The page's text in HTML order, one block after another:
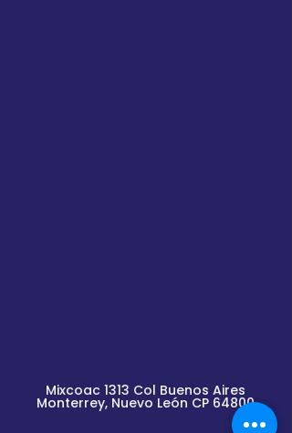
Mixcoac 1313 Col Buenos Aires
Monterrey, Nuevo León CP 64800